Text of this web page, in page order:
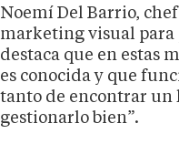
Noemí Del Barrio,
marketing visual para
destaca que en estas
es conocida y que
tanto de encontrar un
gestionarlo bien”.